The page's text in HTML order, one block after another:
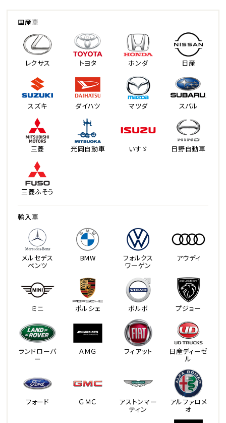
国産車
レクサス トヨタ ホンダ 日産
スズキ ダイハツ マツダ スバル
三菱 光岡自動車 いすゞ 日野自動車
三菱ふそう
輸入車
メルセデス
ベンツ
BMW フォルクス
ワーゲン
アウディ
ミニ ポルシェ ボルボ プジョー
ランドローバ
ー
ＡＭＧ フィアット 日産ディーゼ
ル
フォード ＧＭＣ アストンマー
ティン
アルファロメ
オ